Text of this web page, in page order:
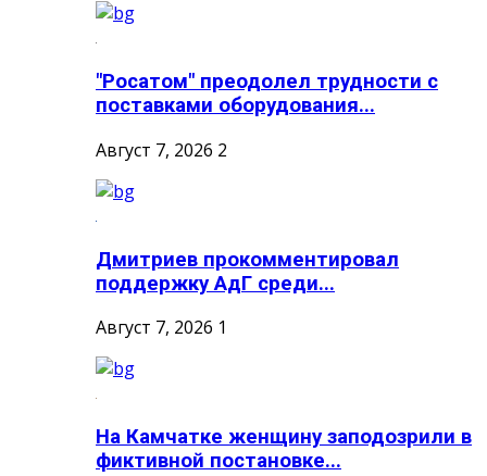
"Росатом" преодолел трудности с
поставками оборудования...
Август 7, 2026 2
Дмитриев прокомментировал
поддержку АдГ среди...
Август 7, 2026 1
На Камчатке женщину заподозрили в
фиктивной постановке...